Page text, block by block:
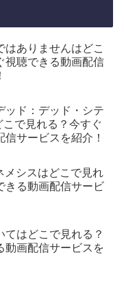
はありませんはどこ
視聴できる動画配信
ッド：デッド・シテ
こで見れる？今すぐ
サービスを紹介！
メシスはどこで見れ
きる動画配信サービ
てはどこで見れる？
動画配信サービスを